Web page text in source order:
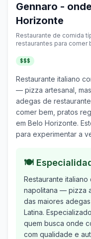
Gennaro -
Horizonte
Restaurante de comida
restaurantes para comer
$$$
Restaurante italiano
— pizza artesanal,
adegas de
comer bem, pratos
em Belo Horizonte.
para experimentar a
🍽️
Restaurante
napolitana — pizza
das maiores
Latina.
quem busca onde
com qualidade e